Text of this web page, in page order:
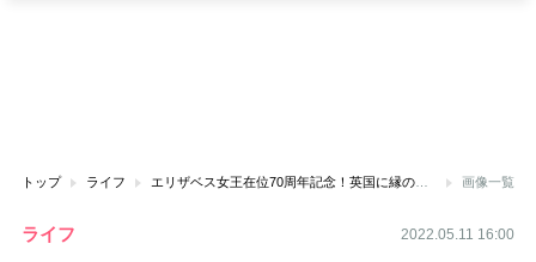
トップ ライフ エリザベス女王在位70周年記念！英国に縁のあるスイーツたっぷりのアフタヌーンティー開催！ 画像一覧
ライフ 2022.05.11 16:00